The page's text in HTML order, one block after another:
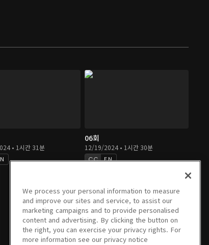
• 1시간 31분
06회
12/19/2024 • 1시간 30분
EN
We process your personal information to measure
and improve our sites and service, to assist our
marketing campaigns and to provide personalised
content and advertising. By clicking the button on
the right, you can exercise your privacy rights. For
more information see our privacy notice